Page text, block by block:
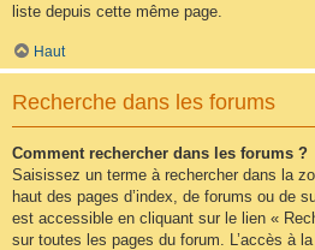
liste depuis cette même page.
Haut
Recherche dans les forums
Comment rechercher dans les forums ?
Saisissez un terme à rechercher dans la
haut des pages d’index, de forums ou de
est accessible en cliquant sur le lien «
sur toutes les pages du forum. L’accès à